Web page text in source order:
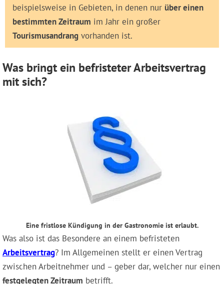
beispielsweise in Gebieten, in denen nur über einen
bestimmten Zeitraum im Jahr ein großer
Tourismusandrang vorhanden ist.
Was bringt ein befristeter Arbeitsvertrag
mit sich?
Eine fristlose Kündigung in der Gastronomie ist erlaubt.
Was also ist das Besondere an einem befristeten
Arbeitsvertrag? Im Allgemeinen stellt er einen Vertrag
zwischen Arbeitnehmer und – geber dar, welcher nur einen
festgelegten Zeitraum betrifft.